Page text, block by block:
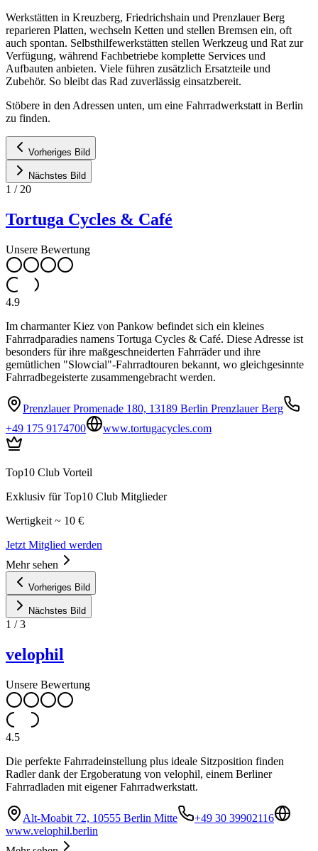
Werkstätten in Kreuzberg, Friedrichshain und Prenzlauer Berg
reparieren Platten, wechseln Ketten und stellen Bremsen ein, oft
auch spontan. Selbsthilfewerkstätten stellen Werkzeug und Rat zur
Verfügung, während Fachbetriebe komplette Services und
Aufbauten anbieten. Viele führen zusätzlich Ersatzteile und
Zubehör. So bleibt das Rad zuverlässig einsatzbereit.
Stöbere in den Adressen unten, um eine Fahrradwerkstatt in Berlin
zu finden.
Vorheriges Bild
Nächstes Bild
1 / 20
Tortuga Cycles & Café
Unsere Bewertung
4.9
Im charmanter Kiez von Pankow befindet sich ein kleines
Fahrradparadies namens Tortuga Cycles & Café. Diese Adresse ist
besonders für ihre maßgeschneiderten Fahrräder und ihre
gemütlichen "Slowcial"-Fahrradtouren bekannt, wo gleichgesinnte
Fahrradbegeisterte zusammengebracht werden.
Prenzlauer Promenade 180, 13189 Berlin Prenzlauer Berg
+49 175 9174700
www.tortugacycles.com
Top10 Club Vorteil
Exklusiv für Top10 Club Mitglieder
Wertigkeit ~ 10 €
Jetzt Mitglied werden
Mehr sehen
Vorheriges Bild
Nächstes Bild
1 /3
velophil
Unsere Bewertung
4.5
Die perfekte Fahrradeinstellung plus ideale Sitzposition finden
Radler dank der Ergoberatung von velophil, einem Berliner
Fahrradladen mit eigener Fahrradwerkstatt.
Alt-Moabit 72, 10555 Berlin Mitte
+49 30 39902116
www.velophil.berlin